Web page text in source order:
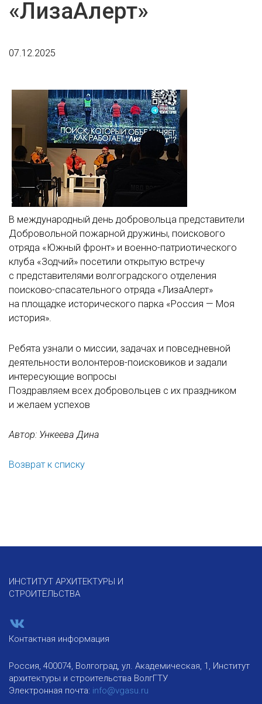
«ЛизаАлерт»
07.12.2025
В международный день добровольца представители
Добровольной пожарной дружины, поискового
отряда «Южный фронт» и военно-патриотического
клуба «Зодчий» посетили открытую встречу
с представителями волгоградского отделения
поисково-спасательного отряда «ЛизаАлерт»
на площадке исторического парка «Россия — Моя
история».
Ребята узнали о миссии, задачах и повседневной
деятельности волонтеров-поисковиков и задали
интересующие вопросы
Поздравляем всех добровольцев с их праздником
и желаем успехов
Автор: Ункеева Дина
Возврат к списку
ИНСТИТУТ АРХИТЕКТУРЫ И
СТРОИТЕЛЬСТВА
Контактная информация
Россия, 400074, Волгоград, ул. Академическая, 1, Институт
архитектуры и строительства ВолгГТУ
Электронная почта: info@vgasu.ru